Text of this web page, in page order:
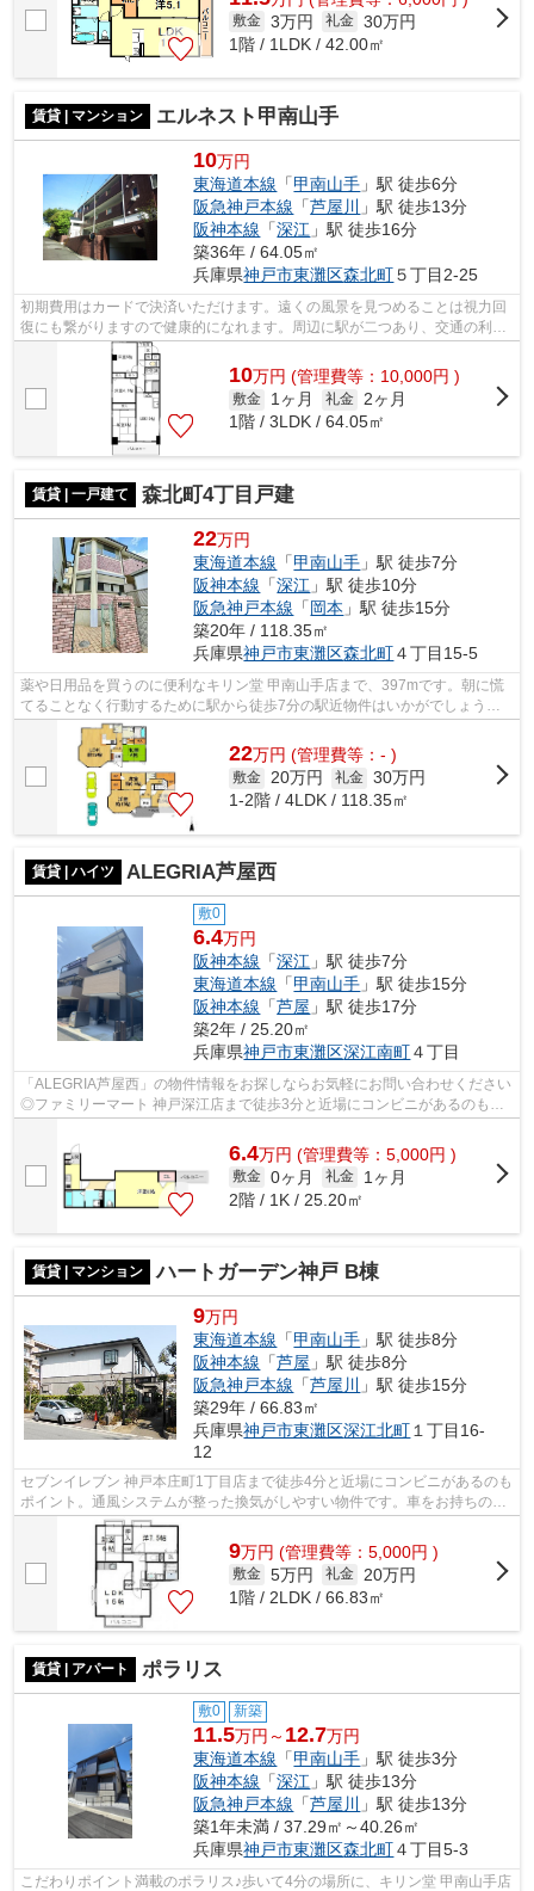
敷金 3万円 礼金 30万円
1階 / 1LDK / 42.00㎡
賃貸 | マンション エルネスト甲南山手
10万円
東海道本線 「甲南山手 」駅 徒歩6分
阪急神戸本線 「芦屋川
」駅 徒歩13分
阪神本線 「深江 」駅 徒歩16分
築36年 / 64.05㎡
兵庫県神戸市東灘区森北町５丁目2-25
初期費用はカードで決済いただけます。遠くの風景を見つめることは視力回
復にも繋がりますので健康的になれます。周辺に駅が二つあり、交通の利便
性が高いです。防犯対策もバッチリな...
10万円 (管理費等：10,000円 )
敷金 1ヶ月 礼金 2ヶ月
1階 / 3LDK / 64.05㎡
賃貸 | 一戸建て 森北町4丁目戸建
22万円
東海道本線 「甲南山手 」駅 徒歩7分
阪神本線 「深江 」駅 徒歩10分
阪急神戸本線 「岡本 」駅 徒歩15分
築20年 / 118.35㎡
兵庫県神戸市東灘区森北町４丁目15-5
薬や日用品を買うのに便利なキリン堂 甲南山手店まで、397mです。朝に慌
てることなく行動するために駅から徒歩7分の駅近物件はいかがでしょう
か。通風システムが整った換気がしやすい...
22万円 (管理費等：- )
敷金 20万円 礼金 30万円
1-2階 / 4LDK / 118.35㎡
賃貸 | ハイツ ALEGRIA芦屋西
敷0
6.4万円
阪神本線 「深江 」駅 徒歩7分
東海道本線 「甲南山手 」駅 徒歩15分
阪神本線 「芦屋 」駅 徒歩17分
築2年 / 25.20㎡
兵庫県神戸市東灘区深江南町４丁目
「ALEGRIA芦屋西」の物件情報をお探しならお気軽にお問い合わせください
◎ファミリーマート 神戸深江店まで徒歩3分と近場にコンビニがあるのもポ
6.4万円 (管理費等：5,000円 )
敷金 0ヶ月 礼金
1ヶ月
2階 / 1K / 25.20㎡
賃貸 | マンション ハートガーデン神戸 B棟
9万円
東海道本線 「甲南山手 」駅 徒歩8分
阪神本線 「芦屋 」駅 徒歩8分
阪急神戸本線 「芦屋川
」駅 徒歩15分
築29年 / 66.83㎡
兵庫県神戸市東灘区深江北町 １丁目16-
12
セブンイレブン 神戸本庄町1丁目店まで徒歩4分と近場にコンビニがあるのも
ポイント。通風システムが整った換気がしやすい物件です。車をお持ちの方
にもオススメの、自走式駐車場を利用...
9万円 (管理費等：5,000円 )
敷金 5万円 礼金
20万円
1階 / 2LDK / 66.83㎡
賃貸 | アパート ポラリス
敷0 新築
11.5万円～ 12.7万円
東海道本線 「甲南山手 」駅 徒歩3分
阪神本線 「深江 」駅 徒歩13分
阪急神戸本線 「芦屋川
」駅 徒歩13分
築1年未満 / 37.29㎡～40.26㎡
兵庫県神戸市東灘区森北町４丁目5-3
こだわりポイント満載のポラリス♪歩いて4分の場所に、キリン堂 甲南山手店